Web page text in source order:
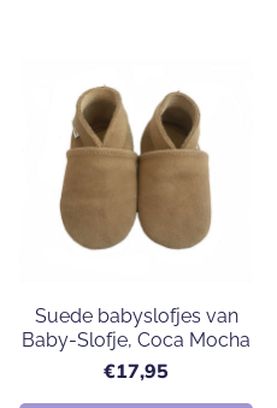
Suede babyslofjes van
Baby-Slofje, Coca Mocha
€17,95